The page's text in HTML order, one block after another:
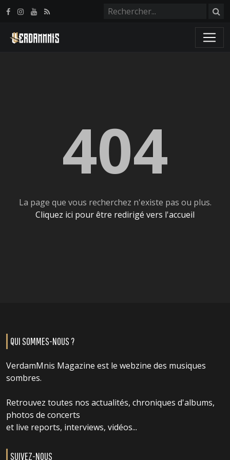
404
La page que vous recherchez n'existe pas ou plus.
Cliquez ici pour être redirigé vers l'accueil
QUI SOMMES-NOUS ?
VerdamMnis Magazine est le webzine des musiques
sombres.
Retrouvez toutes nos actualités, chroniques d'albums,
photos de concerts
et live reports, interviews, vidéos...
SUIVEZ-NOUS
Panneau de gestion des cookies